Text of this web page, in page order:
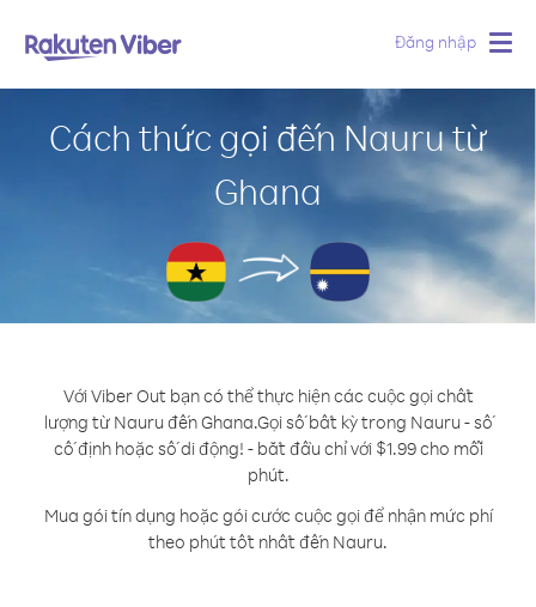
Đăng nhập
Cách thức gọi đến Nauru từ
Ghana
Với Viber Out bạn có thể thực hiện các cuộc gọi chất
lượng từ Nauru đến Ghana.Gọi số bất kỳ trong Nauru - số
cố định hoặc số di động! - bắt đầu chỉ với $1.99 cho mỗi
phút.
Mua gói tín dụng hoặc gói cước cuộc gọi để nhận mức phí
theo phút tốt nhất đến Nauru.